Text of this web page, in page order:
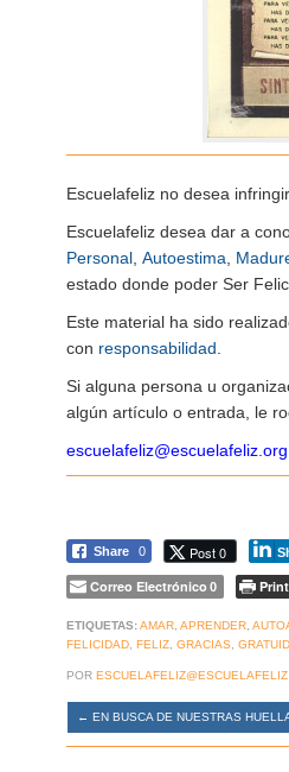
Escuelafeliz no desea
Escuelafeliz desea dar a
Personal Autoestima
estado donde poder Ser
Este material ha sido
con responsabilidad
Si alguna persona u
algún artículo o entrada, le
escuelafeliz@escuelafeliz.org
Share 0 Post 0
Correo Electrónico 0 Print
ETIQUETAS:AMAR APRENDER
FELICIDAD FELIZ GRACIAS
POR
← EN BUSCA DE NUESTRAS